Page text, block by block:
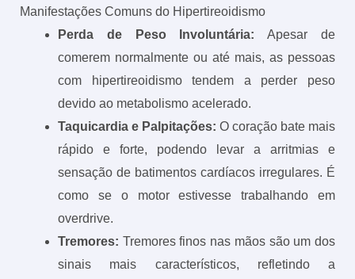
Manifestações Comuns do Hipertireoidismo
Perda de Peso Involuntária: Apesar de
comerem normalmente ou até mais, as pessoas
com hipertireoidismo tendem a perder peso
devido ao metabolismo acelerado.
Taquicardia e Palpitações: O coração bate mais
rápido e forte, podendo levar a arritmias e
sensação de batimentos cardíacos irregulares. É
como se o motor estivesse trabalhando em
overdrive.
Tremores: Tremores finos nas mãos são um dos
sinais mais característicos, refletindo a